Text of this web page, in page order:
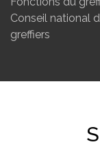
Conseil national
greffiers